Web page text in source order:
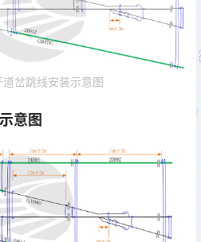
岔跳线安装示意图
意图